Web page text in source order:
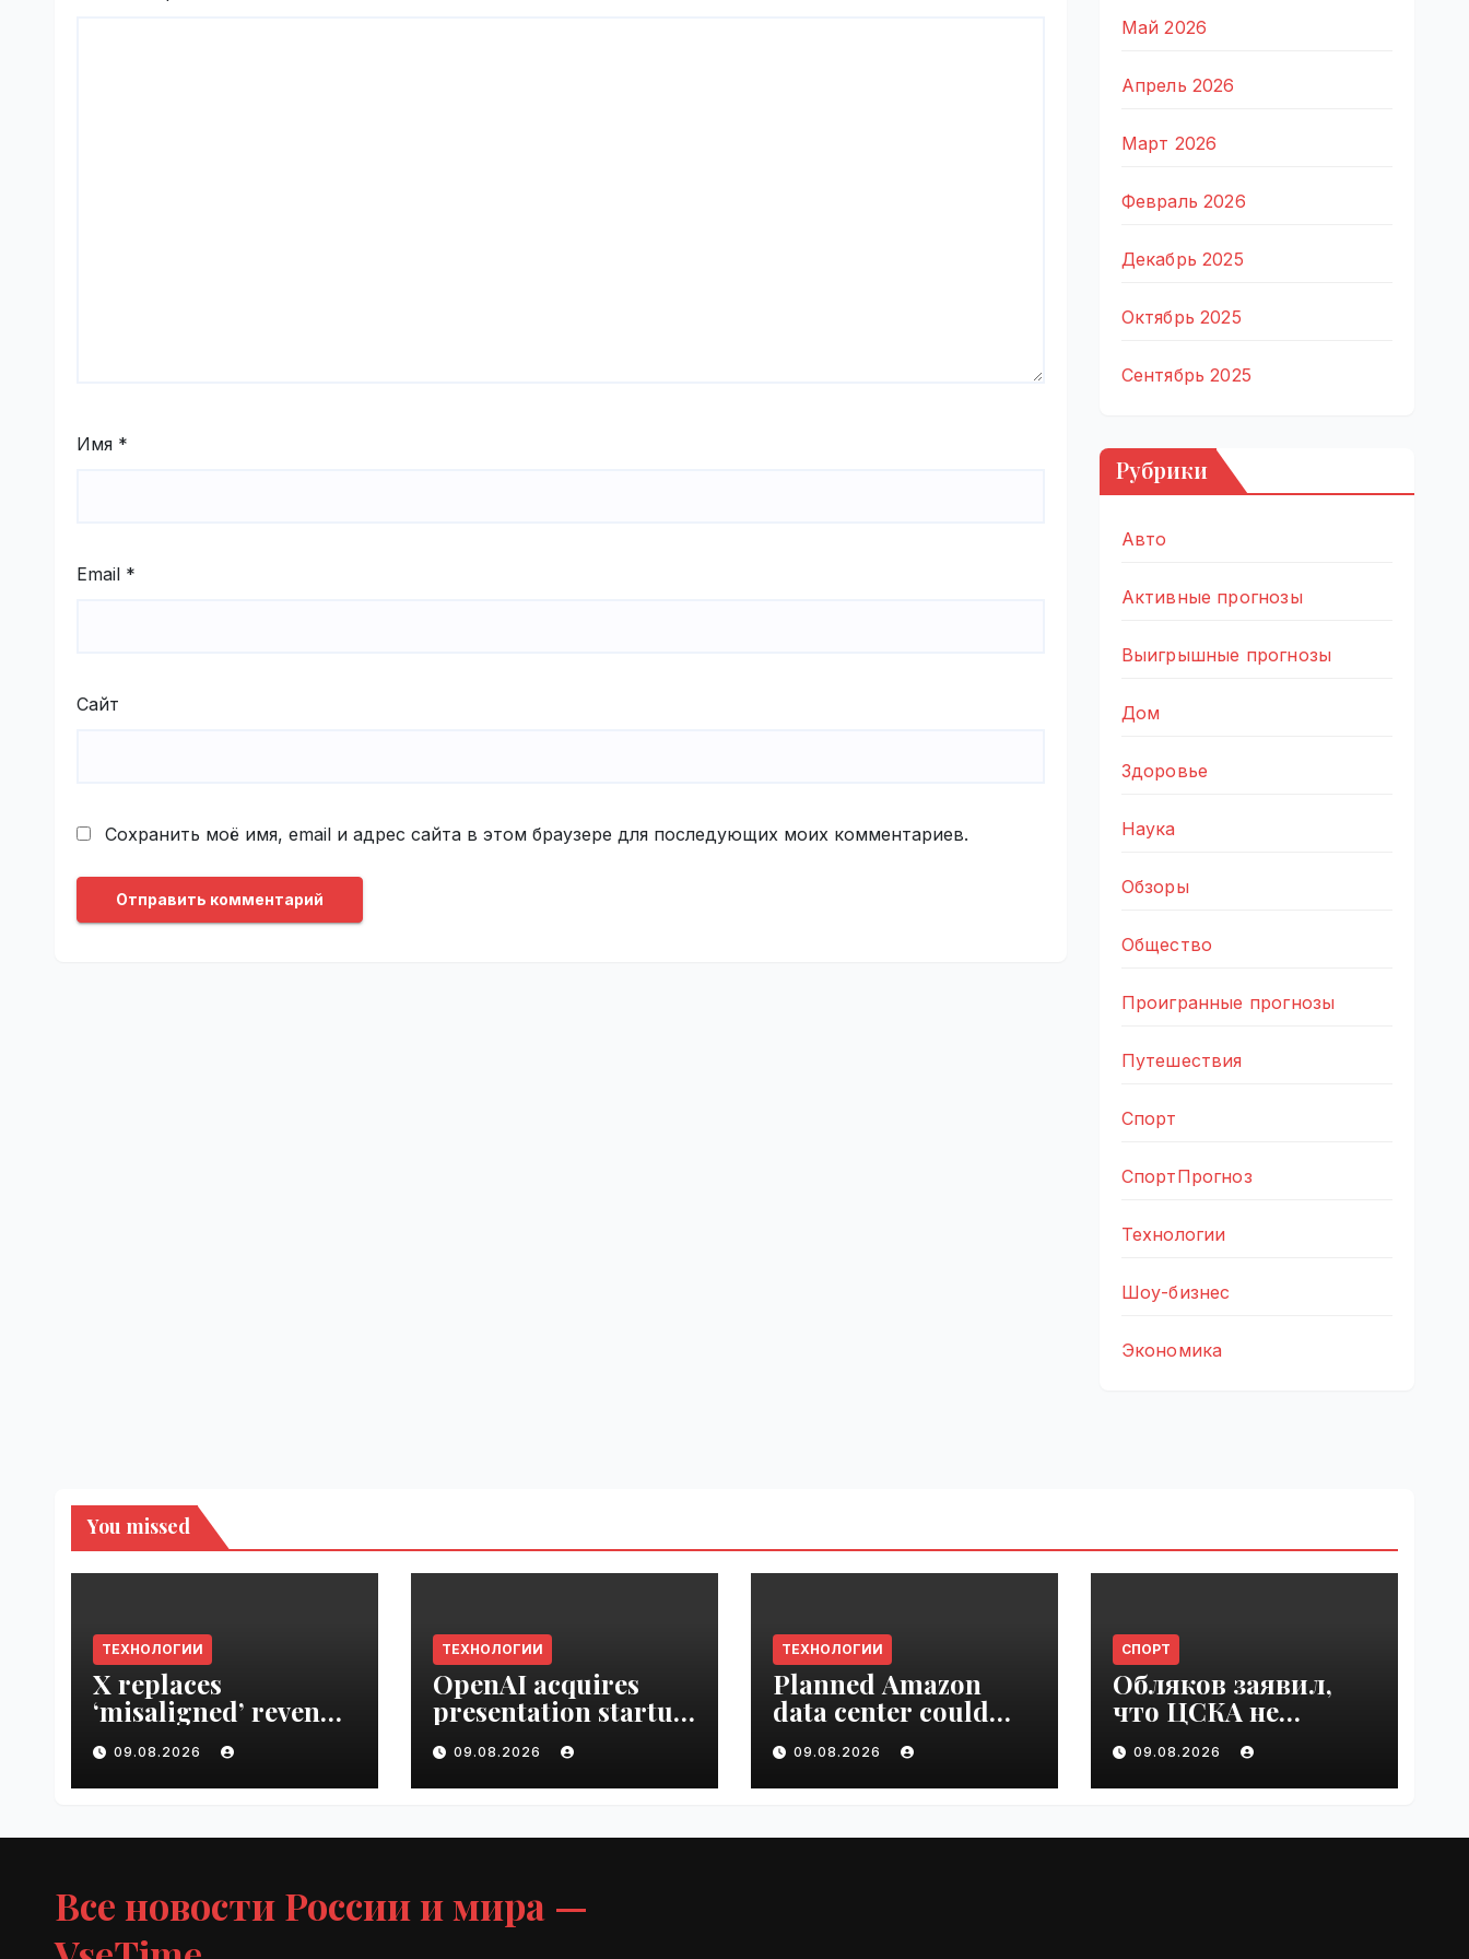
Имя *
Email *
Сайт
Сохранить моё имя, email и адрес сайта в этом браузере для последующих моих комментариев.
Май 2026
Апрель 2026
Март 2026
Февраль 2026
Декабрь 2025
Октябрь 2025
Сентябрь 2025
Рубрики
Авто
Активные прогнозы
Выигрышные прогнозы
Дом
Здоровье
Наука
Обзоры
Общество
Проигранные прогнозы
Путешествия
Спорт
СпортПрогноз
Технологии
Шоу-бизнес
Экономика
You missed
ТЕХНОЛОГИИ
X replaces
‘misaligned’ revenue
sharing program
with Original
Content Rewards |
09.08.2026
ТЕХНОЛОГИИ
OpenAI acquires
presentation startup
NextSlide |
VseTime.ru
09.08.2026
ТЕХНОЛОГИИ
Planned Amazon
data center could
become the biggest
climate polluter in
the U.S. | VseTime.ru
09.08.2026
СПОРТ
Обляков заявил,
что ЦСКА не
хватает Акинфеева
| VseTime.ru
09.08.2026
Все новости России и мира —